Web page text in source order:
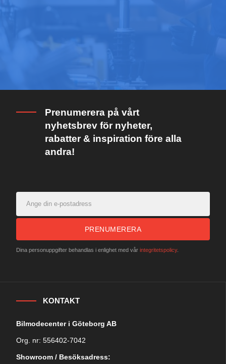
Prenumerera på vårt
nyhetsbrev för nyheter,
rabatter & inspiration före alla
andra!
PRENUMERERA
Dina personuppgifter behandlas i enlighet med vår integritetspolicy.
KONTAKT
Bilmodecenter i Göteborg AB
Org. nr: 556402-7042
Showroom / Besöksadress: